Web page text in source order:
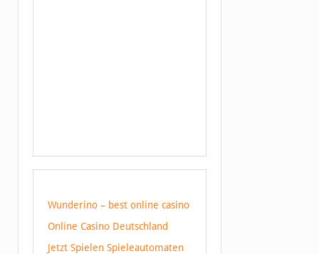
Wunderino – best online casino
Online Casino Deutschland
Jetzt Spielen Spieleautomaten